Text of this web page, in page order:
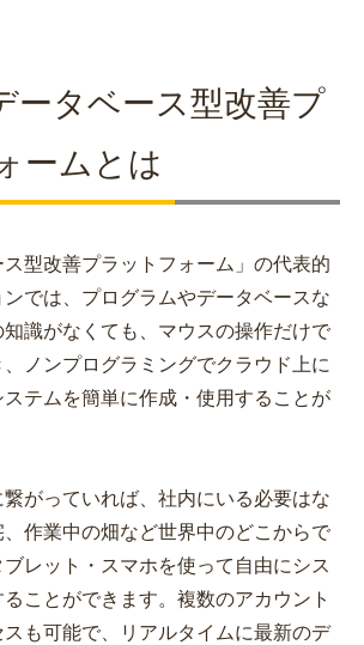
ータベース型改善プ
ームとは
ス型改善プラットフォーム」の代表的
では、プログラムやデータベースな
識がなくても、マウスの操作だけで
ノンプログラミングでクラウド上に
テムを簡単に作成・使用することが
がっていれば、社内にいる必要はな
、作業中の畑など世界中のどこからで
レット・スマホを使って自由にシス
ことができます。複数のアカウント
も可能で、リアルタイムに最新のデ